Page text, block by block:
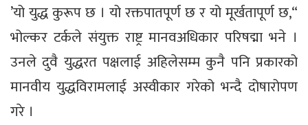
’यो युद्ध कुरूप छ । यो रक्तपातपूर्ण छ र यो मूर्खतापूर्ण छ,“
भोल्कर टर्कले संयुक्त राष्ट्र मानवअधिकार परिषद्मा भने ।
उनले दुवै युद्धरत पक्षलाई अहिलेसम्म कुनै पनि प्रकारको
मानवीय युद्धविरामलाई अस्वीकार गरेको भन्दै दोषारोपण
गरे ।